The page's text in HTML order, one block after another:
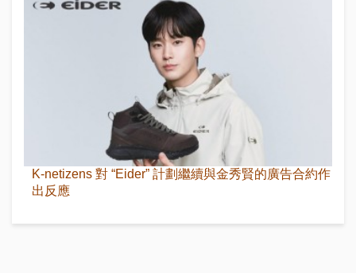
K-netizens 對 “Eider” 計劃繼續與金秀賢的廣告合約作
出反應